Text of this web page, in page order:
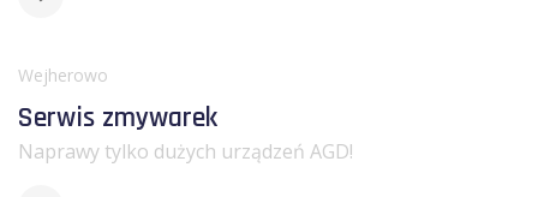
Wejherowo
Serwis zmywarek
Naprawy tylko dużych urządzeń AGD!